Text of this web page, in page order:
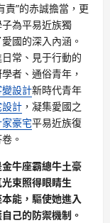
責”的赤誠擔當，更
為平易近族獨
國的深入內涵。
常、見于行動的
者、通俗青年，
設計新時代青年
計 ，凝集愛國之
豪宅平易近族復
。
牛座霸總牛土豪
束照得眼睛生
能，驅使她進入
己的防禦機制。